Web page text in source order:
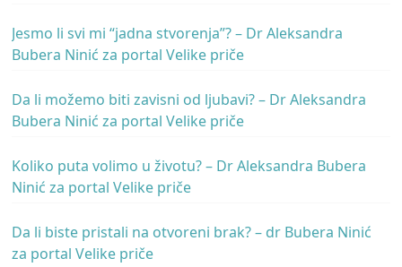
Jesmo li svi mi “jadna stvorenja”? – Dr Aleksandra
Bubera Ninić za portal Velike priče
Da li možemo biti zavisni od ljubavi? – Dr Aleksandra
Bubera Ninić za portal Velike priče
Koliko puta volimo u životu? – Dr Aleksandra Bubera
Ninić za portal Velike priče
Da li biste pristali na otvoreni brak? – dr Bubera Ninić
za portal Velike priče